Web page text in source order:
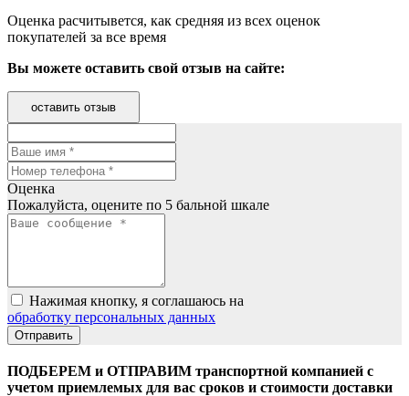
Оценка расчитывется, как средняя из всех оценок
покупателей за все время
Вы можете оставить свой отзыв на сайте:
оставить отзыв
Оценка
Пожалуйста, оцените по 5 бальной шкале
Нажимая кнопку, я соглашаюсь на
обработку персональных данных
ПОДБЕРЕМ и ОТПРАВИМ транспортной компанией с
учетом приемлемых для вас сроков и стоимости доставки